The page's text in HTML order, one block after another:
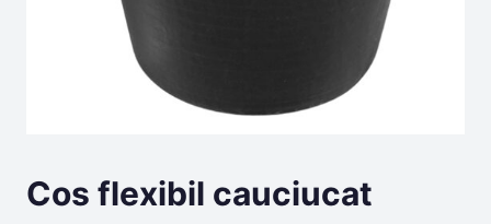
Cos flexibil cauciucat